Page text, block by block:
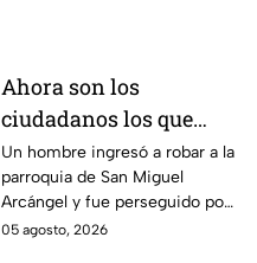
Ahora son los
ciudadanos los que
detienen a los
delincuentes: feligreses
detienen a presunto
ladrón ante la
Un hombre ingresó a robar a la
parroquia de San Miguel
Arcángel y fue perseguido por
los propios feligreses, quienes
05 agosto, 2026